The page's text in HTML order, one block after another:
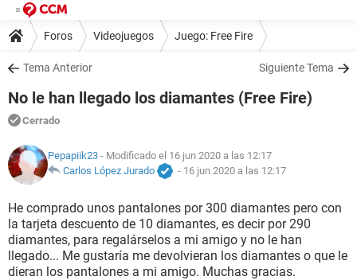
Foros Videojuegos Juego: Free Fire
Tema Anterior Siguiente Tema
No le han llegado los diamantes (Free Fire)
Cerrado
Pepapiik23 - Modificado el 16 jun 2020 a las 12:17
Carlos López Jurado
- 16 jun 2020 a las 12:17
He comprado unos pantalones por 300 diamantes pero con
la tarjeta descuento de 10 diamantes, es decir por 290
diamantes, para regalárselos a mi amigo y no le han
llegado... Me gustaría me devolvieran los diamantes o que le
dieran los pantalones a mi amigo. Muchas gracias.